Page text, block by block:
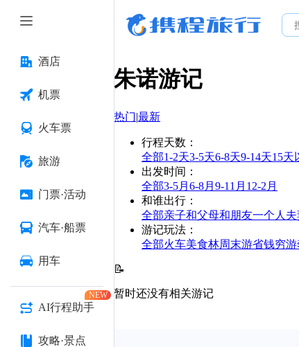
酒店
机票
火车票
旅游
门票·活动
汽车·船票
用车
AI行程助手
NEW
攻略·景点
朱诺游记
热门|最新
行程天数 ：
全部1-2天3-5天6-8天9-14天15天
出发时间 ：
全部3-5月 6-8月 9-11月 12-2月
和谁出行 ：
全部亲子和父母和朋友一个人
游记玩法 ：
全部火车美食林周末游省钱穷游
📝
暂时还没有相关游记